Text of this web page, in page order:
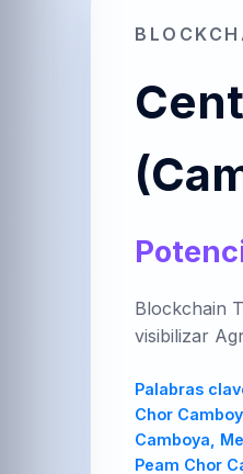
Blockchain
visibilizar
Palabras